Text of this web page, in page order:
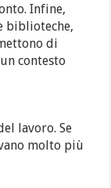
Infine,
biblioteche,
di
contesto
lavoro. Se
molto più